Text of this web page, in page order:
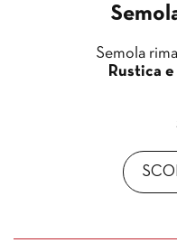
Semola
Rustica